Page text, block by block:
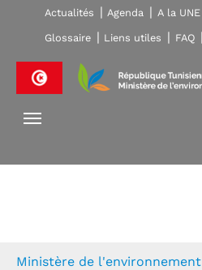
Skip to main navigation
Aller au contenu principal
Skip to page footer
Actualités Agenda A la UNE
Glossaire Liens utiles FAQ
Ministère de l'environnement